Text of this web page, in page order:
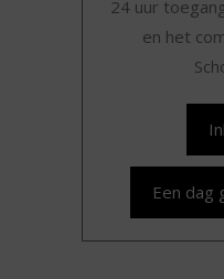
24 uur
en het
Een dag